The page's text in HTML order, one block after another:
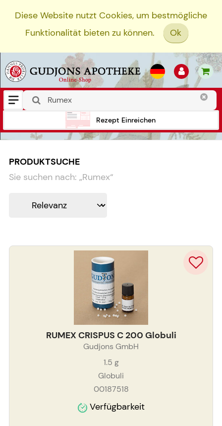
Diese Website nutzt Cookies, um bestmögliche
Funktionalität bieten zu können.
Ok
Rezept Einreichen
PRODUKTSUCHE
Sie suchen nach: „Rumex“
RUMEX CRISPUS C 200 Globuli
Gudjons GmbH
1.5 g
Globuli
00187518
Verfügbarkeit